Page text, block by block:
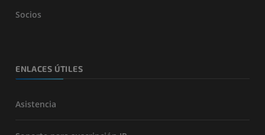
Socios
ENLACES ÚTILES
Asistencia